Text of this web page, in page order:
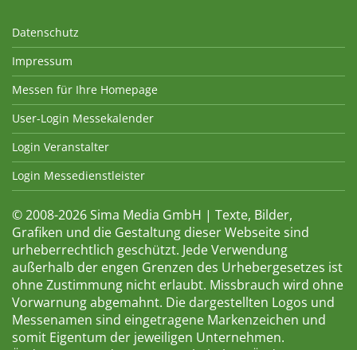
Datenschutz
Impressum
Messen für Ihre Homepage
User-Login Messekalender
Login Veranstalter
Login Messedienstleister
© 2008-2026 Sima Media GmbH | Texte, Bilder,
Grafiken und die Gestaltung dieser Webseite sind
urheberrechtlich geschützt. Jede Verwendung
außerhalb der engen Grenzen des Urhebergesetzes ist
ohne Zustimmung nicht erlaubt. Missbrauch wird ohne
Vorwarnung abgemahnt. Die dargestellten Logos und
Messenamen sind eingetragene Markenzeichen und
somit Eigentum der jeweiligen Unternehmen.